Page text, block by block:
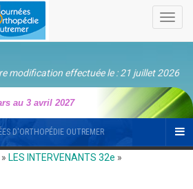
modification effectuée le : 21 juillet 2026
au 3 avril 2027
D'ORTHOPÉDIE OUTREMER
» LES INTERVENANTS 32e »